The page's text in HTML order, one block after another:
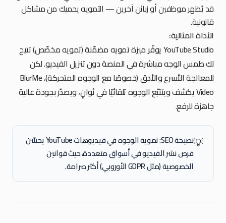
قد يُظهر موظفين أو زبائن آخرين — التمويه يحميك من مشاكل
قانونية.
الأداة المثالية:
YouTube Studio يوفّر ميزة تمويه مضمّنة (تمويه مخصّص) تتيح
لك طمس الوجه مباشرة في المنصة دون تنزيل الفيديو. لكن
للمعالجة الأسرع والأدق (خصوصًا مع الوجوه المتحركة)، BlurMe
Video يكشف ويتتبّع الوجوه تلقائيًا في ثوانٍ، ويصدّر بجودة عالية
جاهزة للرفع.
💡
نصيحة SEO: تمويه الوجوه في فيديوهات YouTube يحسّن
فرص نشر الفيديو في أسواق متعددة، حيث قوانين
الخصوصية (مثل GDPR الأوروبي) أكثر صرامة.